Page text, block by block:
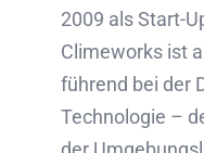
2009 als Start-
Climeworks ist
führend bei der
Technologie –